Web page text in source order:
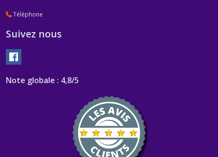
Téléphone
Suivez nous
Note globale : 4,8/5